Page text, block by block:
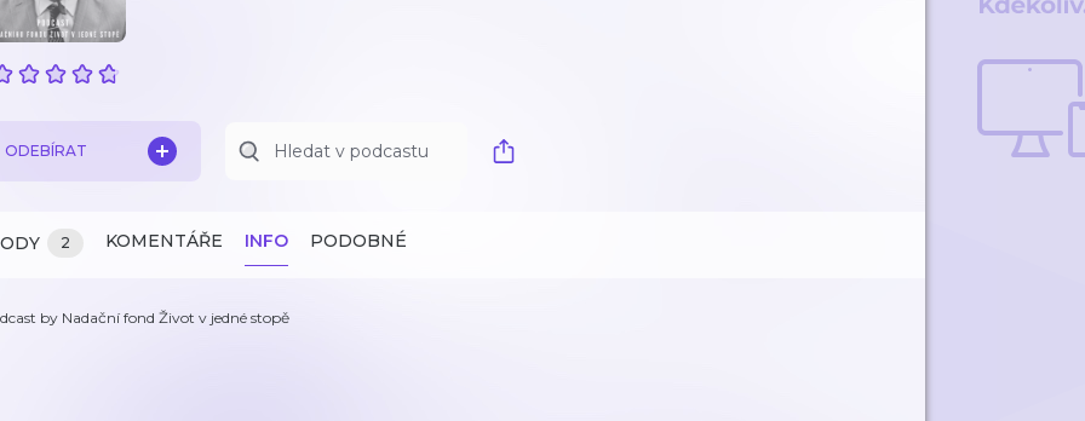
ODEBÍRAT
2 KOMENTÁŘE INFO PODOBNÉ
by Nadační fond Život v jedné stopě